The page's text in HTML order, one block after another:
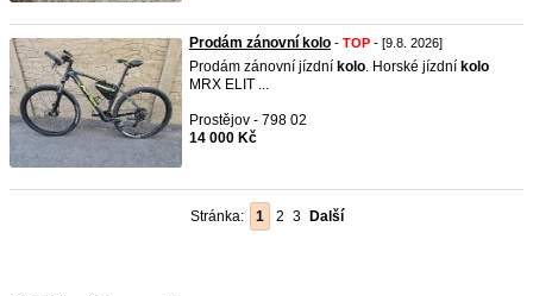
Prodám zánovní kolo - TOP - [9.8. 2026]
Prodám zánovní jízdní kolo. Horské jízdní kolo
MRX ELIT ...
Prostějov - 798 02
14 000 Kč
Stránka: 1 2 3 Další